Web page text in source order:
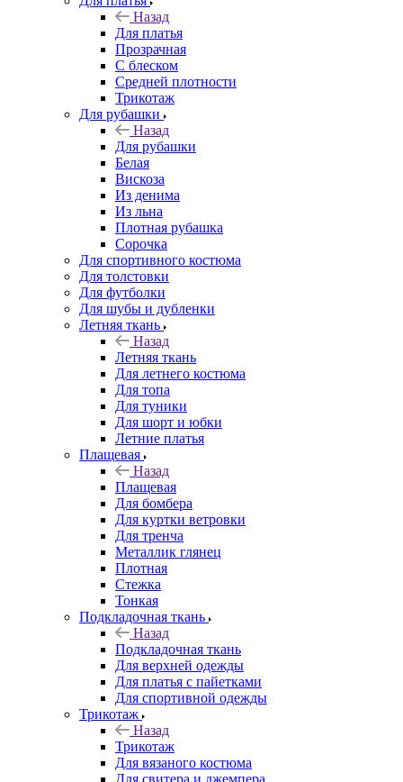
Назад
Для платья
Прозрачная
С блеском
Средней плотности
Трикотаж
Для рубашки
Назад
Для рубашки
Белая
Вискоза
Из денима
Из льна
Плотная рубашка
Сорочка
Для спортивного костюма
Для толстовки
Для футболки
Для шубы и дубленки
Летняя ткань
Назад
Летняя ткань
Для летнего костюма
Для топа
Для туники
Для шорт и юбки
Летние платья
Плащевая
Назад
Плащевая
Для бомбера
Для куртки ветровки
Для тренча
Металлик глянец
Плотная
Стежка
Тонкая
Подкладочная ткань
Назад
Подкладочная ткань
Для верхней одежды
Для платья с пайетками
Для спортивной одежды
Трикотаж
Назад
Трикотаж
Для вязаного костюма
Для свитера и джемпера